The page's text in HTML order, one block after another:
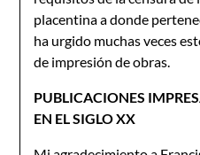
placentina a donde
ha urgido muchas veces
de impresión de obras.
PUBLICACIONES
EN EL SIGLO XX